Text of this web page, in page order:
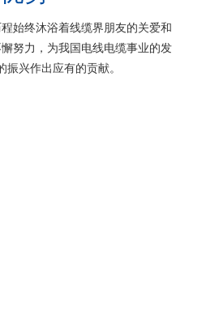
始终沐浴着线缆界朋友的关爱和
努力，为我国电线电缆事业的发
振兴作出应有的贡献。